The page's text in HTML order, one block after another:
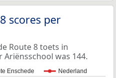
scores per
Route 8 toets in
Ariënsschool was 144.
Enschede
Nederland